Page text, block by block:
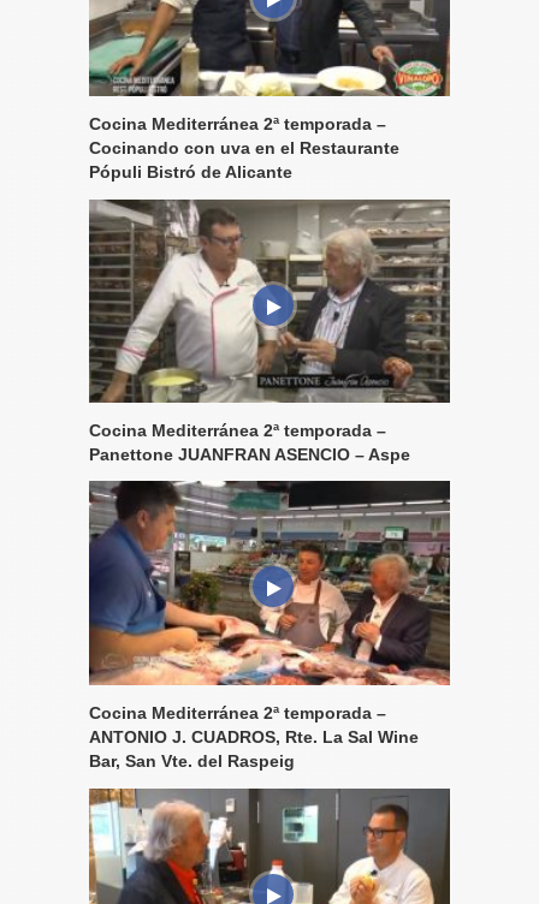
Cocina Mediterránea 2ª temporada –
Cocinando con uva en el Restaurante
Pópuli Bistró de Alicante
Cocina Mediterránea 2ª temporada –
Panettone JUANFRAN ASENCIO – Aspe
Cocina Mediterránea 2ª temporada –
ANTONIO J. CUADROS, Rte. La Sal Wine
Bar, San Vte. del Raspeig